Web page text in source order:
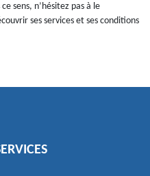
sens, n’hésitez pas à le
ses services et ses conditions